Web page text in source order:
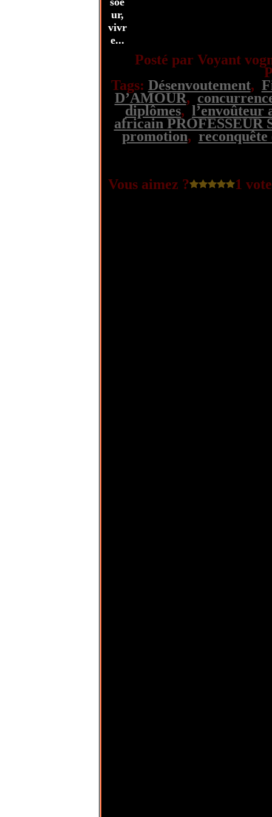
ur,
vivr
e...
Posté par Voyant
Tags: Désenvoutement,
D’AMOUR,
diplômes, l’envoûteur
africain PROFESSEUR
promotion,reconquête
Vous aimez ? 1 vote